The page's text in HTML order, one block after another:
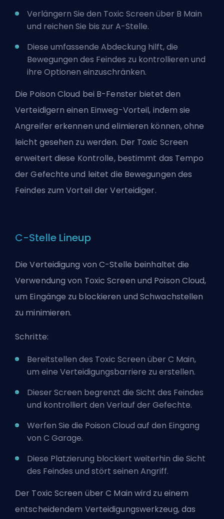
Verlängern Sie den Toxic Screen über B Main
und reichen Sie bis zur A-Stelle.
Diese umfassende Abdeckung hilft, die
Bewegungen des Feindes zu kontrollieren und
ihre Optionen einzuschränken.
Die Poison Cloud bei B-Fenster bietet den
Verteidigern einen Einweg-Vorteil, indem sie
Angreifer erkennen und elimieren können, ohne
leicht gesehen zu werden. Der Toxic Screen
erweitert diese Kontrolle, bestimmt das Tempo
der Gefechte und leitet die Bewegungen des
Feindes zum Vorteil der Verteidiger.
C-Stelle Lineup
Die Verteidigung von C-Stelle beinhaltet die
Verwendung von Toxic Screen und Poison Cloud,
um Eingänge zu blockieren und Schwachstellen
zu minimieren.
Schritte:
Bereitstellen des Toxic Screen über C Main,
um eine Verteidigungsbarriere zu erstellen.
Dieser Screen begrenzt die Sicht des Feindes
und kontrolliert den Verlauf der Gefechte.
Werfen Sie die Poison Cloud auf den Eingang
von C Garage.
Diese Platzierung blockiert weiterhin die Sicht
des Feindes und stört seinen Angriff.
Der Toxic Screen über C Main wird zu einem
entscheidendem Verteidigungswerkzeug, das